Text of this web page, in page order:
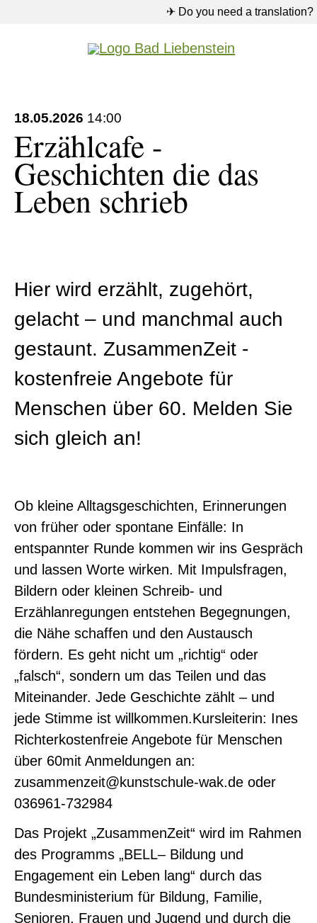
✈ Do you need a translation?
18.05.2026 14:00
Erzählcafe -
Geschichten die das
Leben schrieb
Hier wird erzählt, zugehört,
gelacht – und manchmal auch
gestaunt. ZusammenZeit -
kostenfreie Angebote für
Menschen über 60. Melden Sie
sich gleich an!
Ob kleine Alltagsgeschichten, Erinnerungen
von früher oder spontane Einfälle: In
entspannter Runde kommen wir ins Gespräch
und lassen Worte wirken. Mit Impulsfragen,
Bildern oder kleinen Schreib- und
Erzählanregungen entstehen Begegnungen,
die Nähe schaffen und den Austausch
fördern. Es geht nicht um „richtig“ oder
„falsch“, sondern um das Teilen und das
Miteinander. Jede Geschichte zählt – und
jede Stimme ist willkommen.Kursleiterin: Ines
Richterkostenfreie Angebote für Menschen
über 60mit Anmeldungen an:
zusammenzeit@kunstschule-wak.de oder
036961-732984
Das Projekt „ZusammenZeit“ wird im Rahmen
des Programms „BELL– Bildung und
Engagement ein Leben lang“ durch das
Bundesministerium für Bildung, Familie,
Senioren, Frauen und Jugend und durch die